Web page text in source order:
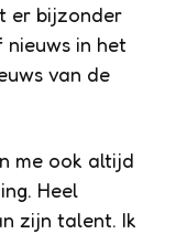
er bijzonder
nieuws in het
van de
me ook altijd
Heel
zijn talent. Ik